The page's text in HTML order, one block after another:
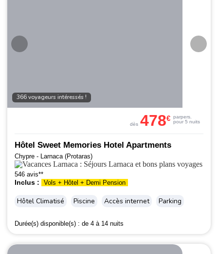
366 voyageurs intéressés !
Hôtel Sweet Memories Hotel Apartments
Chypre - Larnaca (Protaras)
546 avis**
Inclus : Vols + Hôtel + Demi Pension
Hôtel Climatisé Piscine Accès internet Parking
Durée(s) disponible(s) : de 4 à 14 nuits
dès 478€ parpers.
pour 5 nuits